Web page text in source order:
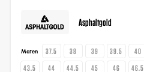
Asphaltgold
Maten 37.5 38 39 39.5 40
43.5
44 44.5 45 46 46.5